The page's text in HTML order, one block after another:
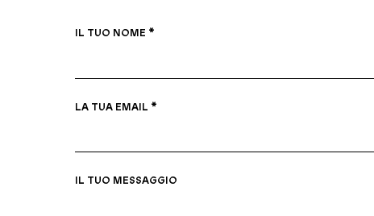
IL TUO NOME *
LA TUA EMAIL *
IL TUO MESSAGGIO